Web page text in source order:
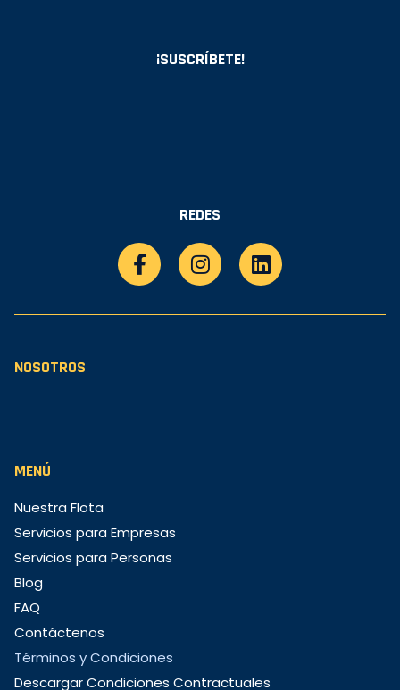
¡SUSCRÍBETE!
REDES
NOSOTROS
MENÚ
Nuestra Flota
Servicios para Empresas
Servicios para Personas
Blog
FAQ
Contáctenos
Términos y Condiciones
Descargar Condiciones Contractuales